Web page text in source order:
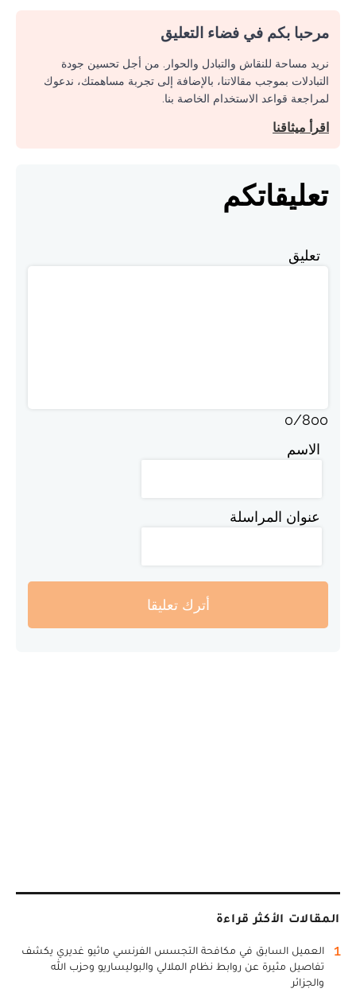
مرحبا بكم في فضاء التعليق
نريد مساحة للنقاش والتبادل والحوار. من أجل تحسين جودة
التبادلات بموجب مقالاتنا، بالإضافة إلى تجربة مساهمتك، ندعوك
لمراجعة قواعد الاستخدام الخاصة بنا.
اقرأ ميثاقنا
تعليقاتكم
تعليق
0/800
الاسم
عنوان المراسلة
أترك تعليقا
المقالات الأكثر قراءة
1
العميل السابق في مكافحة التجسس الفرنسي ماثيو غديري يكشف
تفاصيل مثيرة عن روابط نظام الملالي والبوليساريو وحزب الله
والجزائر